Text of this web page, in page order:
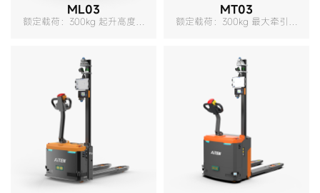
ML03
额定载荷：300kg 起升高度：
MT03
额定载荷：300kg 最大牵引能